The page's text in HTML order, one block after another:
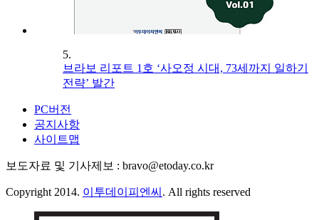
5.
브라보 리포트 1호 ‘사오정 시대, 73세까지 일하기
전략’ 발간
PC버전
공지사항
사이트맵
보도자료 및 기사제보 : bravo@etoday.co.kr
Copyright 2014. 이투데이피엔씨 . All rights reserved